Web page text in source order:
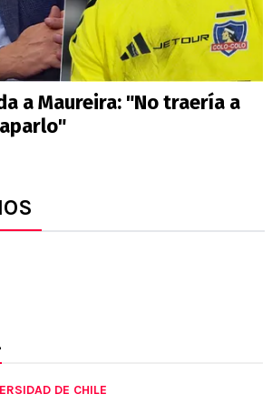
a Maureira: "No traería a
DE CHILE